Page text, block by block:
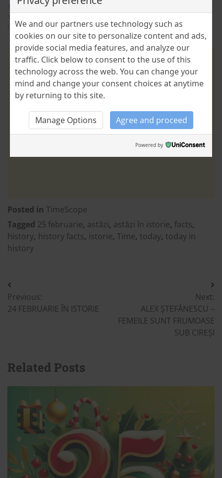
16 FEBRUARIE ÎN ISTORIE
In "TimeScope"
Posted in TimeScope
Tagged 25 februarie, astăzi , astăzi în istorie, facts,
history, history facts, istorie, Time, today, today in
history
Post
navigation
Previous:
24 FEBRUARIE ÎN ISTORIE
Next:
ALEX ȘTEFĂNESCU –
FEMEILE SUNT FRUMOASE
SUB CIREȘI
Related Posts
We and our partners use technology such as
cookies on our site to personalize content and ads,
provide social media features, and analyze our
traffic. Click below to consent to the use of this
technology across the web. You can change your
mind and change your consent choices at anytime
by returning to this site.
Manage Options Agree and proceed
Powered by